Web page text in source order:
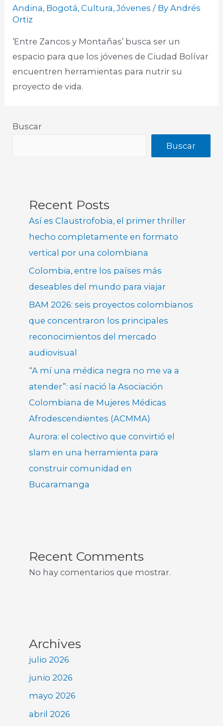
Andina, Bogotá,Cultura,Jóvenes / ByAndrés
Ortiz
‘Entre Zancos y Montañas’ busca ser un
espacio para que los jóvenes de Ciudad Bolívar
encuentren herramientas para nutrir su
proyecto de vida.
Buscar
Buscar
Recent Posts
Así es Claustrofobia, el primer thriller
hecho completamente en formato
vertical por una colombiana
Colombia, entre los países más
deseables del mundo para viajar
BAM 2026: seis proyectos colombianos
que concentraron los principales
reconocimientos del mercado
audiovisual
“A mí una médica negra no me va a
atender”: así nació la Asociación
Colombiana de Mujeres Médicas
Afrodescendientes (ACMMA)
Aurora: el colectivo que convirtió el
slam en una herramienta para
construir comunidad en
Bucaramanga
Recent Comments
No hay comentarios que mostrar.
Archives
julio 2026
junio 2026
mayo 2026
abril 2026